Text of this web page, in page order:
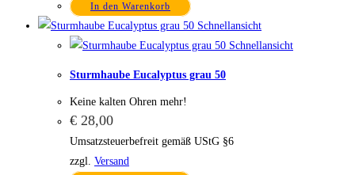
In den Warenkorb
Schnellansicht
Schnellansicht
Sturmhaube Eucalyptus grau 50
Keine kalten Ohren mehr!
€ 28,00
Umsatzsteuerbefreit gemäß UStG §6
zzgl. Versand